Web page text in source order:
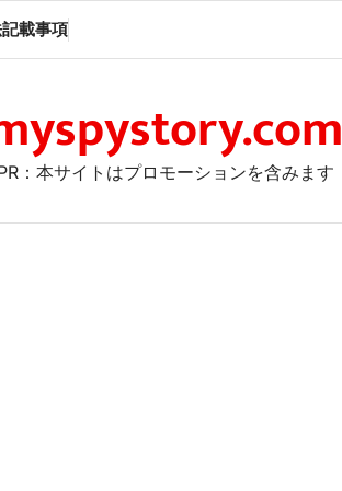
載事項
：本サイトはプロモーションを含みます